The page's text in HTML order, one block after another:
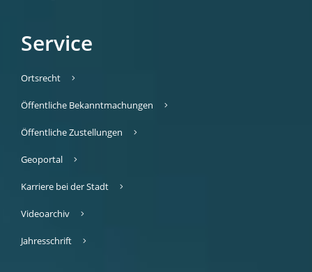
Service
Ortsrecht
Öffentliche Bekanntmachungen
Öffentliche Zustellungen
Geoportal
Karriere bei der Stadt
Videoarchiv
Jahresschrift